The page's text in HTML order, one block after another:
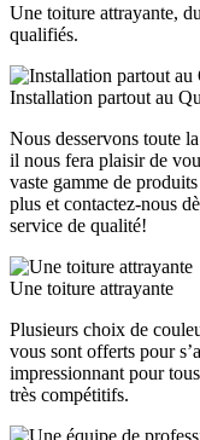
Une toiture attrayante,
qualifiés.
Installation partout au
Nous desservons toute
il nous fera plaisir de
vaste gamme de
plus et contactez-nous
service de qualité!
Une toiture attrayante
Plusieurs choix de
vous sont offerts pour
impressionnant pour
très compétitifs.